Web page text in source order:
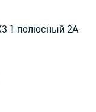
1-полюсный 2А